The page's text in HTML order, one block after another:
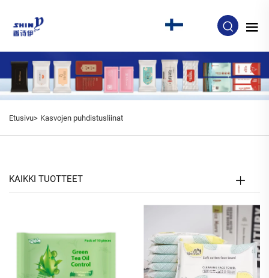
Etusivu> Kasvojen puhdistusliinat
KAIKKI TUOTTEET